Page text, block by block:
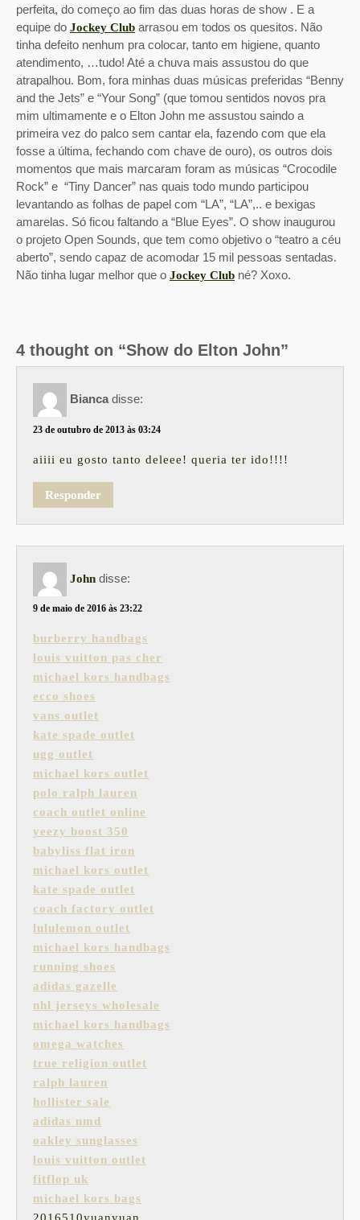
perfeita, do começo ao fim das duas horas de show . E a
equipe do Jockey Club arrasou em todos os quesitos. Não
tinha defeito nenhum pra colocar, tanto em higiene, quanto
atendimento, …tudo! Até a chuva mais assustou do que
atrapalhou. Bom, fora minhas duas músicas preferidas “Benny
and the Jets” e “Your Song” (que tomou sentidos novos pra
mim ultimamente e o Elton John me assustou saindo a
primeira vez do palco sem cantar ela, fazendo com que ela
fosse a última, fechando com chave de ouro), os outros dois
momentos que mais marcaram foram as músicas “Crocodile
Rock” e “Tiny Dancer” nas quais todo mundo participou
levantando as folhas de papel com “LA”, “LA”,.. e bexigas
amarelas. Só ficou faltando a “Blue Eyes”. O show inaugurou
o projeto Open Sounds, que tem como objetivo o “teatro a céu
aberto”, sendo capaz de acomodar 15 mil pessoas sentadas.
Não tinha lugar melhor que o Jockey Club né? Xoxo.
4 thought on “Show do Elton John”
Bianca disse:
23 de outubro de 2013 às 03:24
aiiii eu gosto tanto deleee! queria ter ido!!!!
Responder
John disse:
9 de maio de 2016 às 23:22
burberry handbags
louis vuitton pas cher
michael kors handbags
ecco shoes
vans outlet
kate spade outlet
ugg outlet
michael kors outlet
polo ralph lauren
coach outlet online
yeezy boost 350
babyliss flat iron
michael kors outlet
kate spade outlet
coach factory outlet
lululemon outlet
michael kors handbags
running shoes
adidas gazelle
nhl jerseys wholesale
michael kors handbags
omega watches
true religion outlet
ralph lauren
hollister sale
adidas nmd
oakley sunglasses
louis vuitton outlet
fitflop uk
michael kors bags